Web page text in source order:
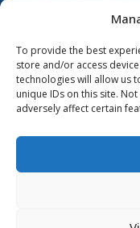
To provide the best
store and/or access
technologies will allow us
unique IDs on this site.
adversely affect certain
Angel Guimerà, 8 -
e_mail: